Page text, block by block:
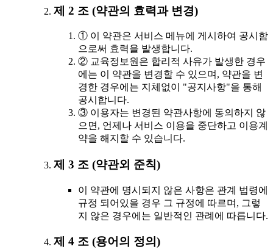
제 2 조 (약관의 효력과 변경)
① 이 약관은 서비스 메뉴에 게시하여 공시함
으로써 효력을 발생합니다.
② 교육정보원은 합리적 사유가 발생한 경우
에는 이 약관을 변경할 수 있으며, 약관을 변
경한 경우에는 지체없이 "공지사항"을 통해
공시합니다.
③ 이용자는 변경된 약관사항에 동의하지 않
으면, 언제나 서비스 이용을 중단하고 이용계
약을 해지할 수 있습니다.
제 3 조 (약관외 준칙)
이 약관에 명시되지 않은 사항은 관계 법령에
규정 되어있을 경우 그 규정에 따르며, 그렇
지 않은 경우에는 일반적인 관례에 따릅니다.
제 4 조 (용어의 정의)